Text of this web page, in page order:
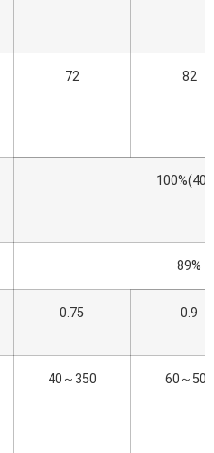
72 82
89%
0.75 0.9
40～350 60～500